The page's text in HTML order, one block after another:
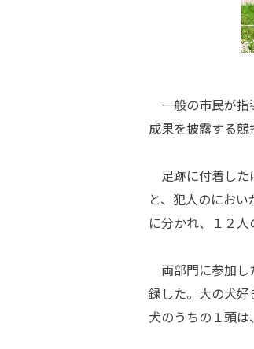
一般の市民が指
成果を披露する競
足跡に付着した
と、犯人のにお
に分かれ、１２人
両部門に参加し
録した。大の犬
犬のうちの１頭は